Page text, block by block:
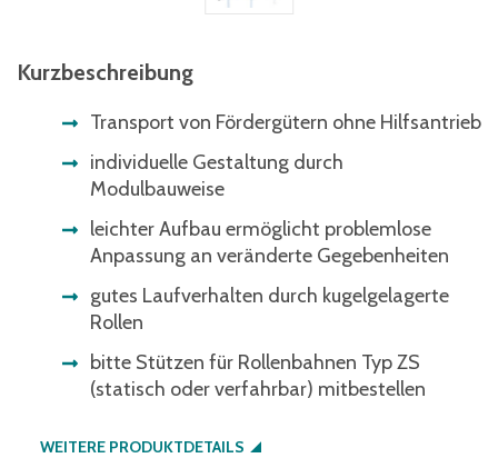
Kurzbeschreibung
Transport von Fördergütern ohne Hilfsantrieb
individuelle Gestaltung durch
Modulbauweise
leichter Aufbau ermöglicht problemlose
Anpassung an veränderte Gegebenheiten
gutes Laufverhalten durch kugelgelagerte
Rollen
bitte Stützen für Rollenbahnen Typ ZS
(statisch oder verfahrbar) mitbestellen
WEITERE PRODUKTDETAILS